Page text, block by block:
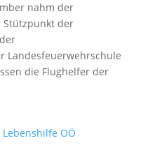
nahm der
der
Landesfeuerwehrschule
die Flughelfer der